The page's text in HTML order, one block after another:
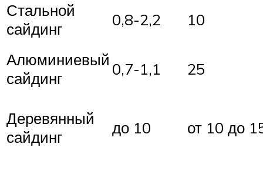
Стальной
сайдинг
0,8-2,2 10
Алюминиевый
сайдинг
0,7-1,1 25
Деревянный
сайдинг
до 10 от 10 до